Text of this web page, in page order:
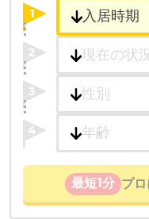
1
2
3
4
最短1分 プ